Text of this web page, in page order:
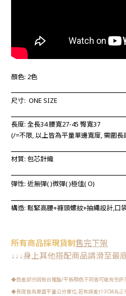
顏色: 2色
尺寸: ONE SIZE
長度: 全長34 腰寬27-45 臀寬37
(/=不限, 以上皆為平量單邊寬度, 需圍長
材質: 包芯針織
彈性: 近無彈()微彈()極佳(O)
構造: 鬆緊高腰+褲頭螺紋+抽繩設計,口
所有商品採現貨制售完下架
↓ ↓ ↓身上其他搭配商品請滑至最
◆色差部分因每台電腦/平板顏色不同皆可能有些許
◆長度皆為單面平量公分單位,若有誤差±1-3CM為正